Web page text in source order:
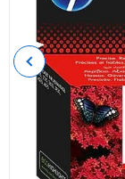
Previous